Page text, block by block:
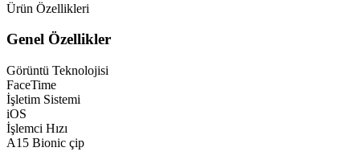
Ürün Özellikleri
Genel Özellikler
Görüntü Teknolojisi
FaceTime
İşletim Sistemi
iOS
İşlemci Hızı
A15 Bionic çip